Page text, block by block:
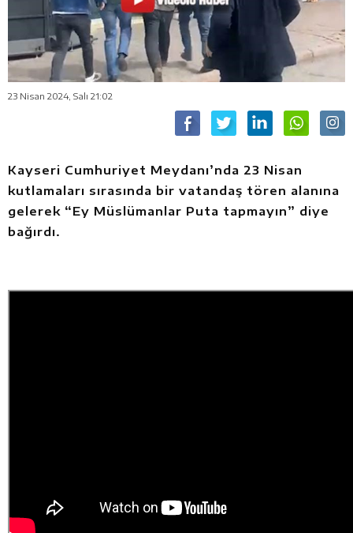
23 Nisan 2024, Salı 21:02
Kayseri Cumhuriyet Meydanı’nda 23 Nisan
kutlamaları sırasında bir vatandaş tören alanına
gelerek “Ey Müslümanlar Puta tapmayın” diye
bağırdı.